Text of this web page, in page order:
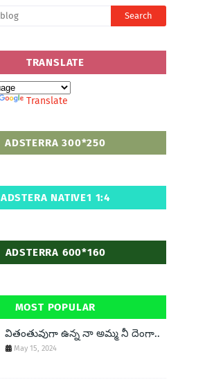
TRANSLATE
Translate
ADSTERRA 300*250
ADSTERA NATIVE1 1:4
ADSTERRA 600*160
MOST POPULAR
వితంతువుగా ఉన్న నా అమ్మ నీ దెంగా..
May 15, 2024